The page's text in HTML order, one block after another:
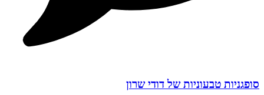
סופגניות טבעוניות של דודי שרון